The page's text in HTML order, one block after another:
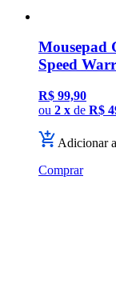
Mousepad
Speed
R$ 99,90
ou 2 x de R$
Adicionar
Comprar